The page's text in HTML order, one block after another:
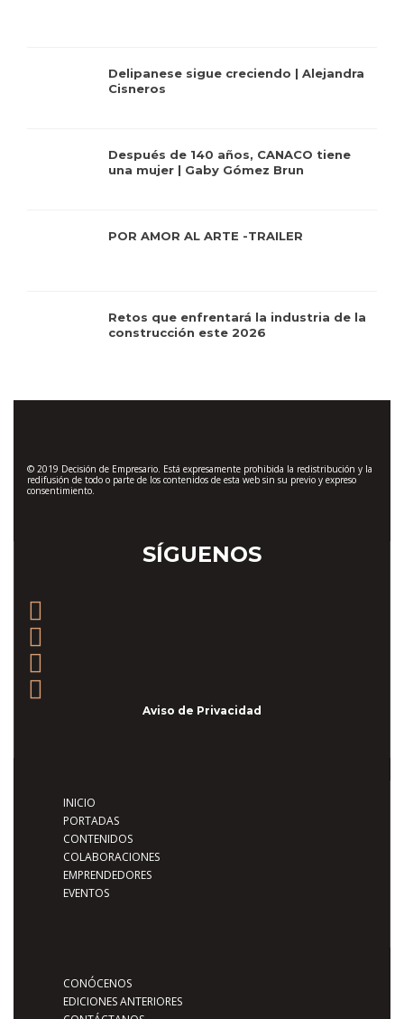
Delipanese sigue creciendo | Alejandra
Cisneros
Después de 140 años, CANACO tiene
una mujer | Gaby Gómez Brun
POR AMOR AL ARTE -TRAILER
Retos que enfrentará la industria de la
construcción este 2026
© 2019 Decisión de Empresario. Está expresamente prohibida la redistribución y la
redifusión de todo o parte de los contenidos de esta web sin su previo y expreso
consentimiento.
SÍGUENOS
Aviso de Privacidad
INICIO
PORTADAS
CONTENIDOS
COLABORACIONES
EMPRENDEDORES
EVENTOS
CONÓCENOS
EDICIONES ANTERIORES